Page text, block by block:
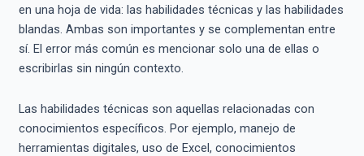
en una hoja de vida: las habilidades técnicas y las habilidades
blandas. Ambas son importantes y se complementan entre
sí. El error más común es mencionar solo una de ellas o
escribirlas sin ningún contexto.
Las habilidades técnicas son aquellas relacionadas con
conocimientos específicos. Por ejemplo, manejo de
herramientas digitales, uso de Excel, conocimientos